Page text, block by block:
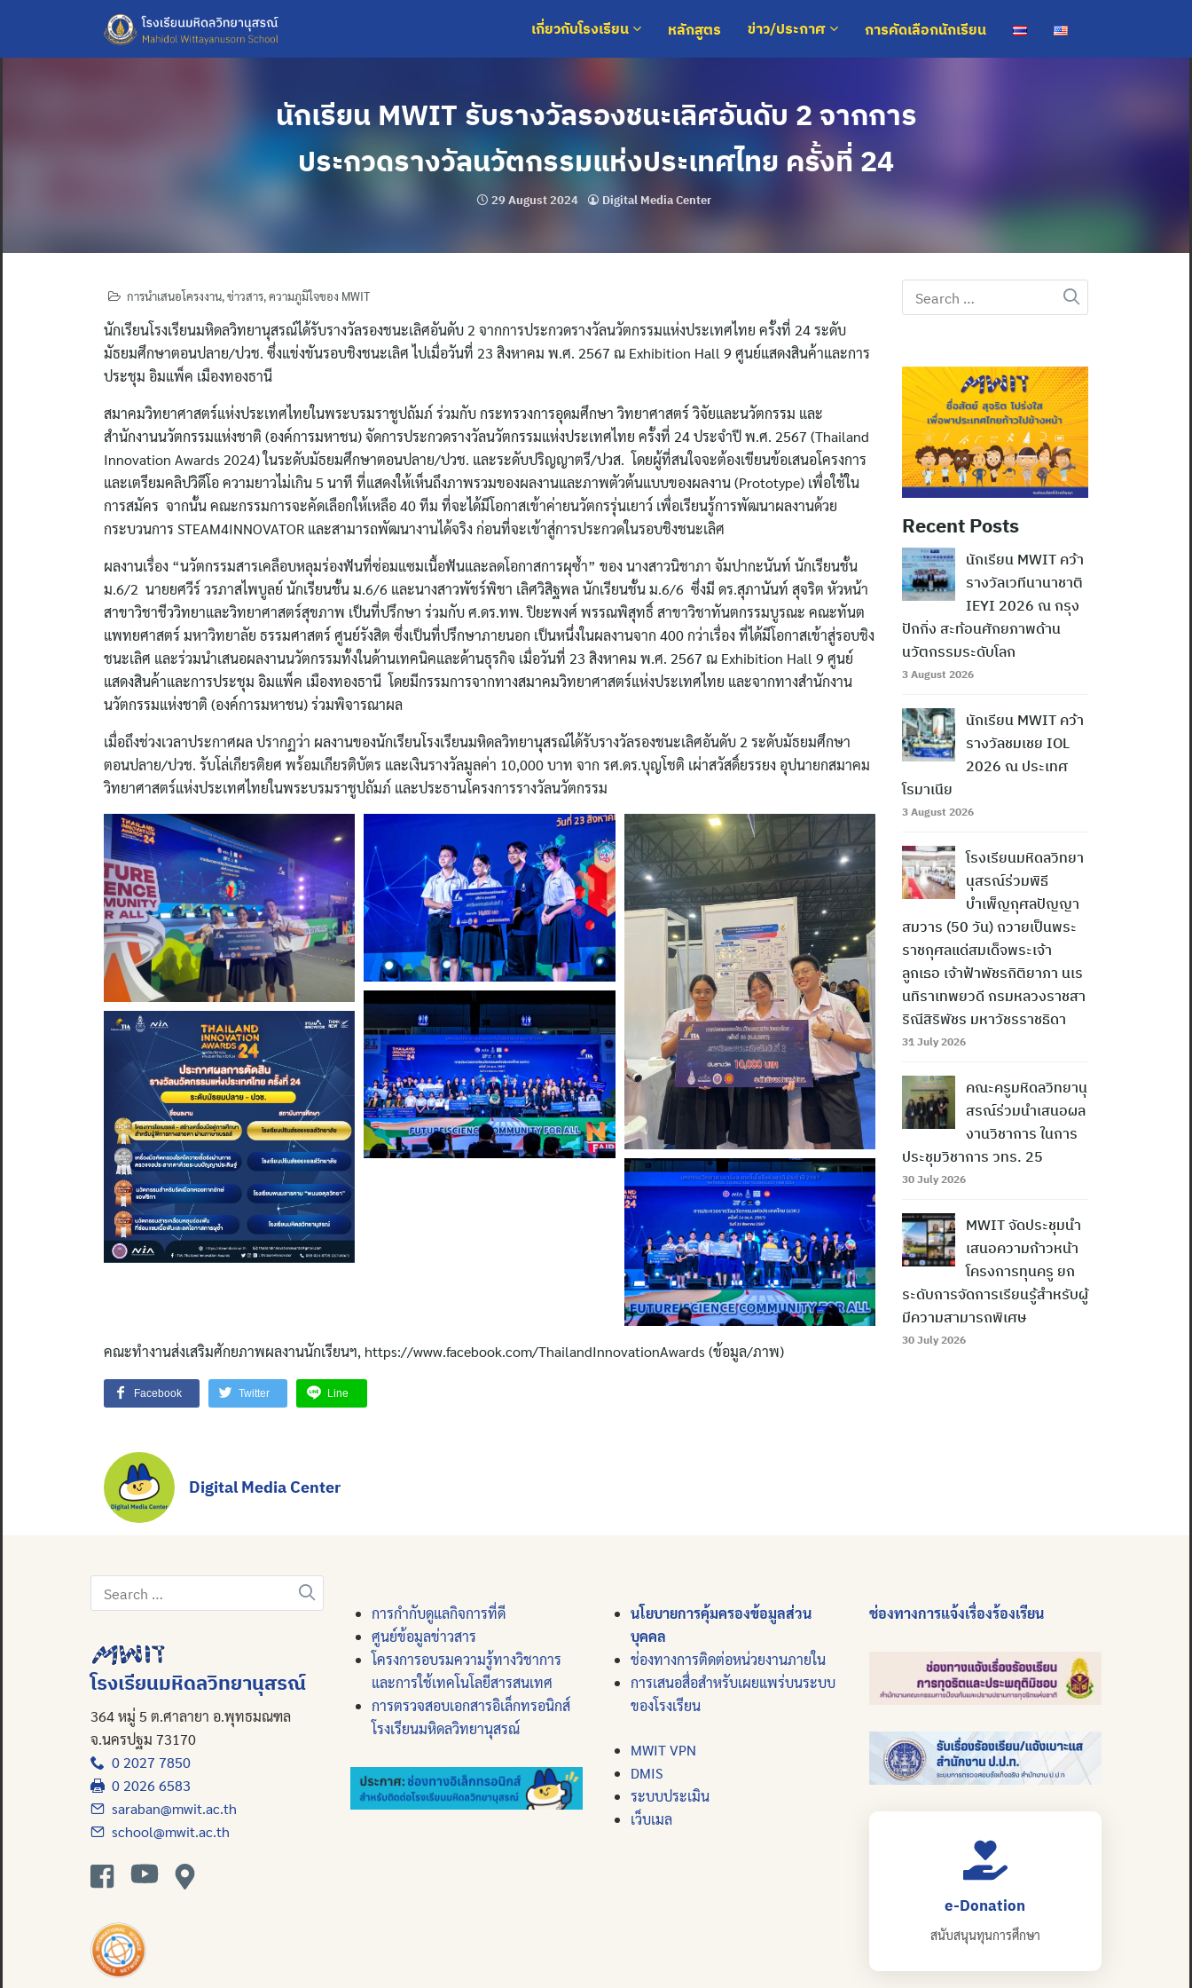
content
เกี่ยวกับโรงเรียน หลักสูตร ข่าว/ประกาศ การคัดเลือกนักเรียน
Search
for:
นักเรียน MWIT รับรางวัลรองชนะเลิศอันดับ 2 จากการ
ประกวดรางวัลนวัตกรรมแห่งประเทศไทย ครั้งที่ 24
29 August 2024 Digital Media Center
การนำเสนอโครงงาน,ข่าวสาร,ความภูมิใจของ MWIT
นักเรียนโรงเรียนมหิดลวิทยานุสรณ์ได้รับรางวัลรองชนะเลิศอันดับ 2 จากการประกวดรางวัลนวัตกรรมแห่งประเทศไทย ครั้งที่ 24 ระดับ
มัธยมศึกษาตอนปลาย/ปวช. ซึ่งแข่งขันรอบชิงชนะเลิศ ไปเมื่อวันที่ 23 สิงหาคม พ.ศ. 2567 ณ Exhibition Hall 9 ศูนย์แสดงสินค้าและการ
ประชุม อิมแพ็ค เมืองทองธานี
สมาคมวิทยาศาสตร์แห่งประเทศไทยในพระบรมราชูปถัมภ์ ร่วมกับ กระทรวงการอุดมศึกษา วิทยาศาสตร์ วิจัยและนวัตกรรม และ
สำนักงานนวัตกรรมแห่งชาติ (องค์การมหาชน) จัดการประกวดรางวัลนวัตกรรมแห่งประเทศไทย ครั้งที่ 24 ประจำปี พ.ศ. 2567 (Thailand
Innovation Awards 2024) ในระดับมัธยมศึกษาตอนปลาย/ปวช. และระดับปริญญาตรี/ปวส. โดยผู้ที่สนใจจะต้องเขียนข้อเสนอโครงการ
และเตรียมคลิปวิดีโอ ความยาวไม่เกิน 5 นาที ที่แสดงให้เห็นถึงภาพรวมของผลงานและภาพตัวต้นแบบของผลงาน (Prototype) เพื่อใช้ใน
การสมัคร จากนั้น คณะกรรมการจะคัดเลือกให้เหลือ 40 ทีม ที่จะได้มีโอกาสเข้าค่ายนวัตกรรุ่นเยาว์ เพื่อเรียนรู้การพัฒนาผลงานด้วย
กระบวนการ STEAM4INNOVATOR และสามารถพัฒนางานได้จริง ก่อนที่จะเข้าสู่การประกวดในรอบชิงชนะเลิศ
ผลงานเรื่อง “นวัตกรรมสารเคลือบหลุมร่องฟันที่ซ่อมแซมเนื้อฟันและลดโอกาสการผุซ้ำ” ของ นางสาวนิชาภา จัมปากะนันท์ นักเรียนชั้น
ม.6/2 นายยศวีร์ วรภาสไพบูลย์ นักเรียนชั้น ม.6/6 และนางสาวพัชร์พิชา เลิศวิสิฐพล นักเรียนชั้น ม.6/6 ซึ่งมี ดร.สุภานันท์ สุจริต หัวหน้า
สาขาวิชาชีววิทยาและวิทยาศาสตร์สุขภาพ เป็นที่ปรึกษา ร่วมกับ ศ.ดร.ทพ. ปิยะพงศ์ พรรณพิสุทธิ์ สาขาวิชาทันตกรรมบูรณะ คณะทันต
แพทยศาสตร์ มหาวิทยาลัย ธรรมศาสตร์ ศูนย์รังสิต ซึ่งเป็นที่ปรึกษาภายนอก เป็นหนึ่งในผลงานจาก 400 กว่าเรื่อง ที่ได้มีโอกาสเข้าสู่รอบชิง
ชนะเลิศ และร่วมนำเสนอผลงานนวัตกรรมทั้งในด้านเทคนิคและด้านธุรกิจ เมื่อวันที่ 23 สิงหาคม พ.ศ. 2567 ณ Exhibition Hall 9 ศูนย์
แสดงสินค้าและการประชุม อิมแพ็ค เมืองทองธานี โดยมีกรรมการจากทางสมาคมวิทยาศาสตร์แห่งประเทศไทย และจากทางสำนักงาน
นวัตกรรมแห่งชาติ (องค์การมหาชน) ร่วมพิจารณาผล
เมื่อถึงช่วงเวลาประกาศผล ปรากฏว่า ผลงานของนักเรียนโรงเรียนมหิดลวิทยานุสรณ์ได้รับรางวัลรองชนะเลิศอันดับ 2 ระดับมัธยมศึกษา
ตอนปลาย/ปวช. รับโล่เกียรติยศ พร้อมเกียรติบัตร และเงินรางวัลมูลค่า 10,000 บาท จาก รศ.ดร.บุญโชติ เผ่าสวัสดิ์ยรรยง อุปนายกสมาคม
วิทยาศาสตร์แห่งประเทศไทยในพระบรมราชูปถัมภ์ และประธานโครงการรางวัลนวัตกรรม
คณะทำงานส่งเสริมศักยภาพผลงานนักเรียนฯ, https://www.facebook.com/ThailandInnovationAwards (ข้อมูล/ภาพ)
Facebook Twitter Line
Digital Media Center
Search
for:
Recent Posts
นักเรียน MWIT คว้า
รางวัลเวทีนานาชาติ
IEYI 2026 ณ กรุง
ปักกิ่ง สะท้อนศักยภาพด้าน
นวัตกรรมระดับโลก
3 August 2026
นักเรียน MWIT คว้า
รางวัลชมเชย IOL
2026 ณ ประเทศ
โรมาเนีย
3 August 2026
โรงเรียนมหิดลวิทยา
นุสรณ์ร่วมพิธี
บำเพ็ญกุศลปัญญา
สมวาร (50 วัน) ถวายเป็นพระ
ราชกุศลแด่สมเด็จพระเจ้า
ลูกเธอ เจ้าฟ้าพัชรกิติยาภา นเร
นทิราเทพยวดี กรมหลวงราชสา
ริณีสิริพัชร มหาวัชรราชธิดา
31 July 2026
คณะครูมหิดลวิทยานุ
สรณ์ร่วมนำเสนอผล
งานวิชาการ ในการ
ประชุมวิชาการ วทร. 25
30 July 2026
MWIT จัดประชุมนำ
เสนอความก้าวหน้า
โครงการทุนครู ยก
ระดับการจัดการเรียนรู้สำหรับผู้
มีความสามารถพิเศษ
30 July 2026
Search
for:
โรงเรียนมหิดลวิทยานุสรณ์
364 หมู่ 5 ต.ศาลายา อ.พุทธมณฑล
จ.นครปฐม 73170
0 2027 7850
0 2026 6583
saraban@mwit.ac.th
school@mwit.ac.th
การกำกับดูแลกิจการที่ดี
ศูนย์ข้อมูลข่าวสาร
โครงการอบรมความรู้ทางวิชาการ
และการใช้เทคโนโลยีสารสนเทศ
การตรวจสอบเอกสารอิเล็กทรอนิกส์
โรงเรียนมหิดลวิทยานุสรณ์
นโยบายการคุ้มครองข้อมูลส่วน
บุคคล
ช่องทางการติดต่อหน่วยงานภายใน
การเสนอสื่อสำหรับเผยแพร่บนระบบ
ของโรงเรียน
MWIT VPN
DMIS
ระบบประเมิน
เว็บเมล
ช่องทางการแจ้งเรื่องร้องเรียน
e-Donation
สนับสนุนทุนการศึกษา